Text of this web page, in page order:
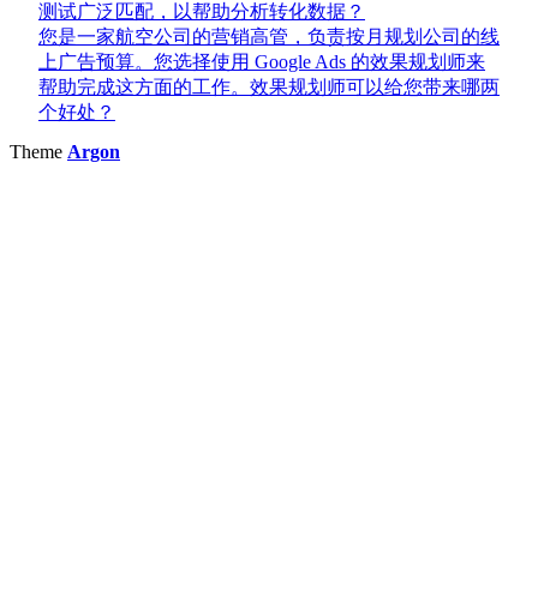
测试广泛匹配，以帮助分析转化数据？
您是一家航空公司的营销高管，负责按月规划公司的线
上广告预算。您选择使用 Google Ads 的效果规划师来
帮助完成这方面的工作。效果规划师可以给您带来哪两
个好处？
Theme Argon